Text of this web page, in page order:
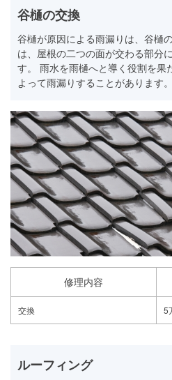
谷樋の交換
谷樋が原因による雨漏りは、谷樋
は、屋根の二つの面が交わる部分
す。 雨水を雨樋へと導く役割を果
よって雨漏りすることがあります。
修理内容
交換 5
ルーフィング